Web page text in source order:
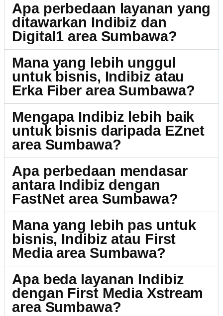
Apa perbedaan layanan yang
ditawarkan Indibiz dan
Digital1 area Sumbawa?
Mana yang lebih unggul
untuk bisnis, Indibiz atau
Erka Fiber area Sumbawa?
Mengapa Indibiz lebih baik
untuk bisnis daripada EZnet
area Sumbawa?
Apa perbedaan mendasar
antara Indibiz dengan
FastNet area Sumbawa?
Mana yang lebih pas untuk
bisnis, Indibiz atau First
Media area Sumbawa?
Apa beda layanan Indibiz
dengan First Media Xstream
area Sumbawa?